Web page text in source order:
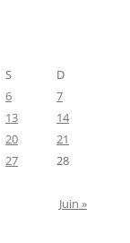
S
D
6
7
13
14
20
21
27
28
Juin »